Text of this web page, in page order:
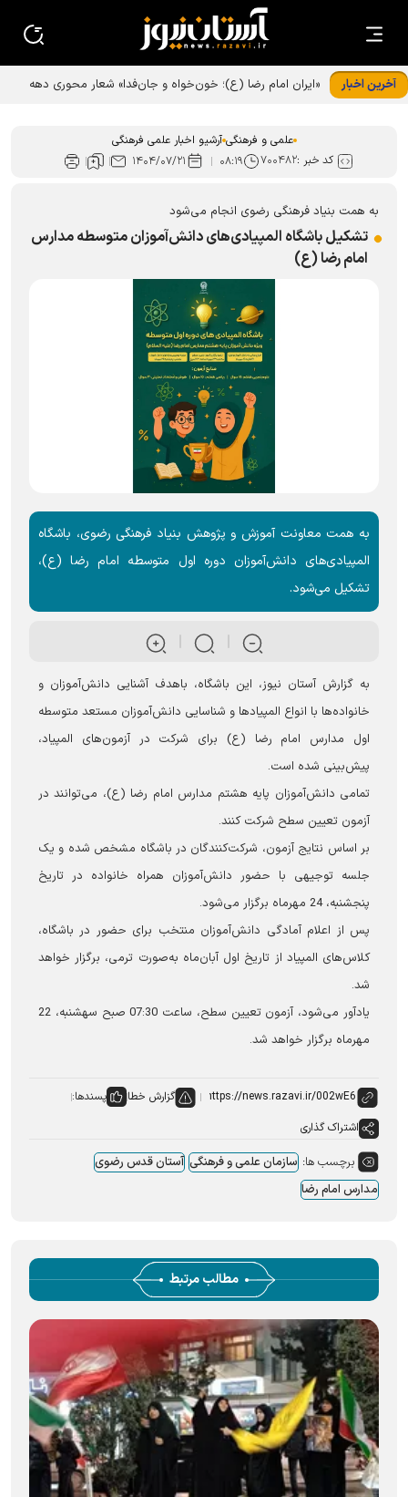
آخرین اخبار
«ایران امام رضا (ع)؛ خون‌خواه و جان‌فدا» شعار محوری دهه
علمی و فرهنگی آرشیو اخبار علمی فرهنگی
کد خبر :۷۰۰۴۸۲ ۰۸:۱۹ ۱۴۰۴/۰۷/۲۱
به همت بنیاد فرهنگی رضوی انجام می‌شود
تشکیل باشگاه المپیادی‌های دانش‌آموزان متوسطه مدارس
امام رضا (ع)
به همت معاونت آموزش و پژوهش بنیاد فرهنگی رضوی، باشگاه
المپیادی‌های دانش‌آموزان دوره اول متوسطه امام رضا (ع)،
تشکیل می‌شود.
به گزارش آستان نیوز، این باشگاه، باهدف آشنایی دانش‌آموزان و
خانواده‌ها با انواع المپیادها و شناسایی دانش‌آموزان مستعد متوسطه
اول مدارس امام رضا (ع) برای شرکت در آزمون‌های المپیاد،
پیش‌بینی شده است.
تمامی دانش‌آموزان پایه هشتم مدارس امام رضا (ع)، می‌توانند در
آزمون تعیین سطح شرکت کنند.
بر اساس نتایج آزمون، شرکت‌کنندگان در باشگاه مشخص شده و یک
جلسه توجیهی با حضور دانش‌آموزان همراه خانواده در تاریخ
پنجشنبه، 24 مهرماه برگزار می‌شود.
پس از اعلام آمادگی دانش‌آموزان منتخب برای حضور در باشگاه،
کلاس‌های المپیاد از تاریخ اول آبان‌ماه به‌صورت ترمی، برگزار خواهد
شد.
یادآور می‌شود، آزمون تعیین سطح، ساعت 07:30 صبح سه‎شنبه، 22
مهرماه برگزار خواهد شد.
گزارش خطا
پسندها:
اشتراک گذاری
برچسب ها: سازمان علمی و فرهنگی آستان قدس رضوی
مدارس امام رضا
مطالب مرتبط